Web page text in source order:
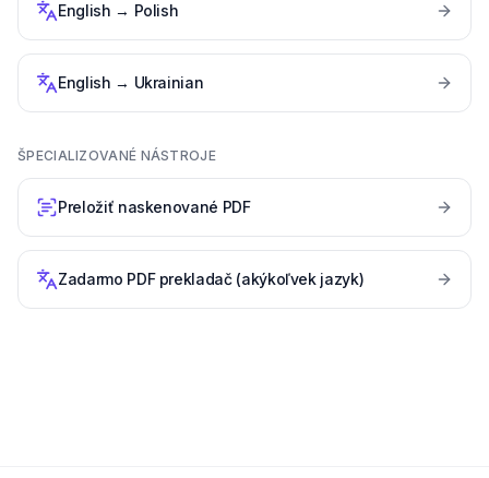
English → Polish
English → Ukrainian
ŠPECIALIZOVANÉ NÁSTROJE
Preložiť naskenované PDF
Zadarmo PDF prekladač (akýkoľvek jazyk)